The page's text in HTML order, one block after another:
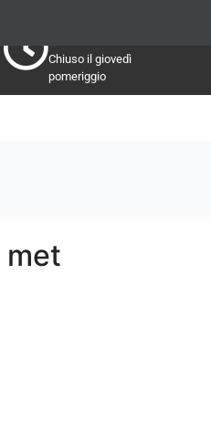
Chiuso il giovedì
pomeriggio
met